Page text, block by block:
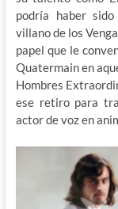
podría haber
villano de los
papel que le
Quatermain en
Hombres
ese retiro para
actor de voz en